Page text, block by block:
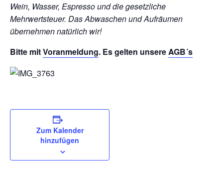
Wein, Wasser, Espresso und die gesetzliche
Mehrwertsteuer. Das Abwaschen und Aufräumen
übernehmen natürlich wir!
Bitte mitVoranmeldung. Es gelten unsereAGB´s
Zum Kalender
hinzufügen